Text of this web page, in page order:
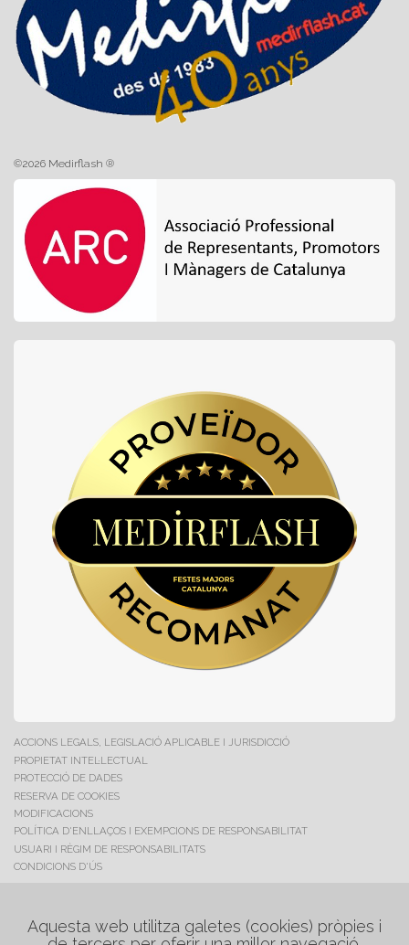
©2026 Medirflash ®
ACCIONS LEGALS, LEGISLACIÓ APLICABLE I JURISDICCIÓ
PROPIETAT INTEL·LECTUAL
PROTECCIÓ DE DADES
RESERVA DE COOKIES
MODIFICACIONS
POLÍTICA D'ENLLAÇOS I EXEMPCIONS DE RESPONSABILITAT
USUARI I RÈGIM DE RESPONSABILITATS
CONDICIONS D'ÚS
Polig. Industrial "Les Salines"
08880 Cubelles (Barcelona)
Aquesta web utilitza galetes (cookies) pròpies i